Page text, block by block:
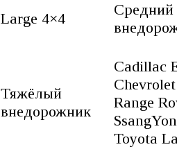
Large 4×4
Средний
Тяжёлый
внедорожник
Cadillac
Range
Toyota